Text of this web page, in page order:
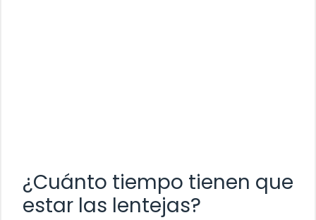
¿Cuánto tiempo tienen que
estar las lentejas?